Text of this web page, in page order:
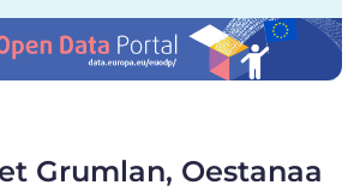
Grumlan, Oestanaa